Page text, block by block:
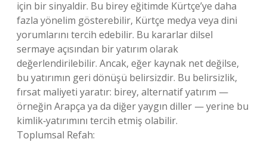
için bir sinyaldir. Bu birey eğitimde Kürtçe’ye daha
fazla yönelim gösterebilir, Kürtçe medya veya dini
yorumlarını tercih edebilir. Bu kararlar dilsel
sermaye açısından bir yatırım olarak
değerlendirilebilir. Ancak, eğer kaynak net değilse,
bu yatırımın geri dönüşü belirsizdir. Bu belirsizlik,
fırsat maliyeti yaratır: birey, alternatif yatırım —
örneğin Arapça ya da diğer yaygın diller — yerine bu
kimlik‑yatırımını tercih etmiş olabilir.
Toplumsal Refah: